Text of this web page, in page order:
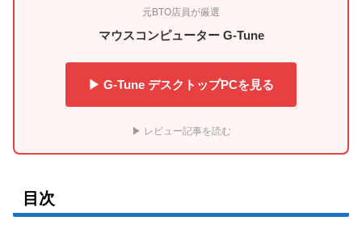
元BTO店員が厳選
マウスコンピューター G-Tune
▶ G-Tune デスクトップPCを見る
▶ レビュー記事を読む
目次